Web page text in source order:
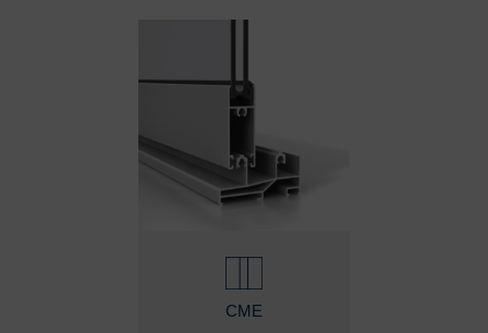
CME